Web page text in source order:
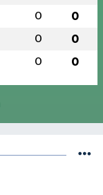
0 0
0 0
0 0